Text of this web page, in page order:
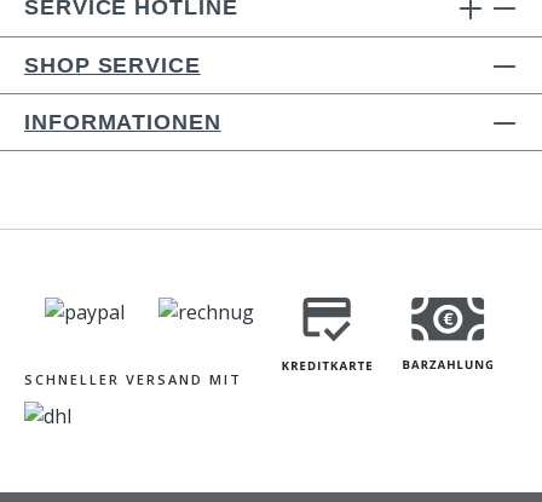
SERVICE HOTLINE
SHOP SERVICE
INFORMATIONEN
SCHNELLER VERSAND MIT